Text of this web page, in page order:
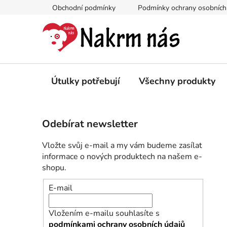
Obchodní podmínky Podmínky ochrany
Útulky potřebují Všechny produkty
o
s
t
r
a
Odebírat newsletter
Vložte svůj e-mail a my vám budeme zasílat
informace o nových produktech na našem e-
shopu.
E-mail
Vložením e-mailu souhlasíte s
podmínkami ochrany osobních údajů